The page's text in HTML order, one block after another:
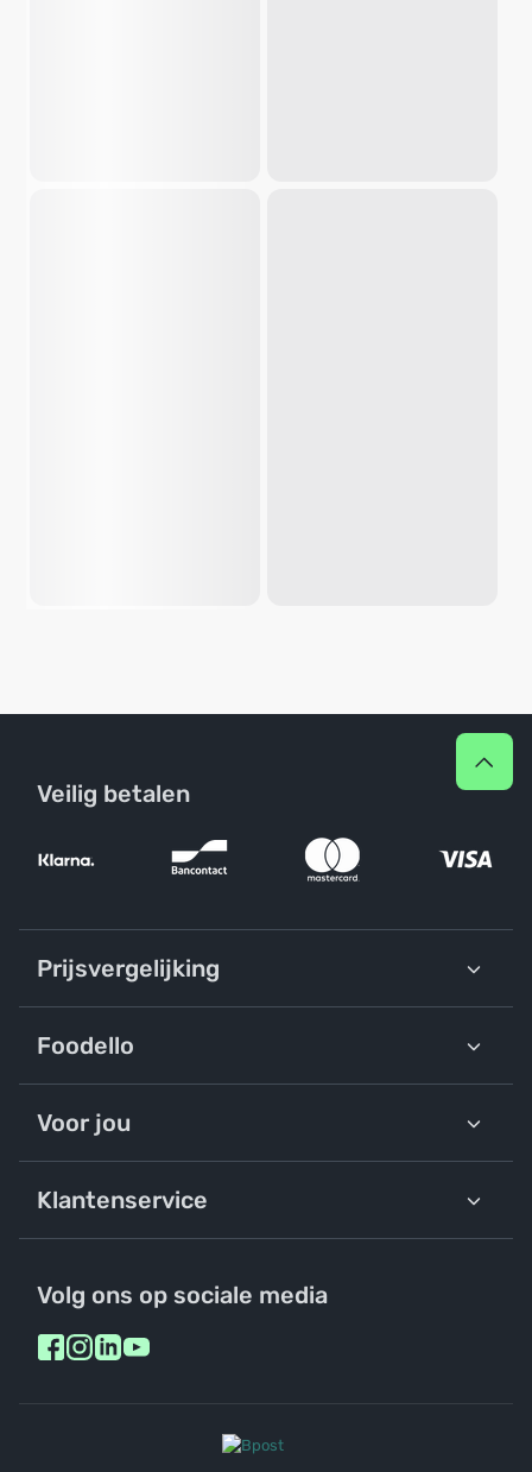
Veilig betalen
Prijsvergelijking
Foodello
Voor jou
Klantenservice
Volg ons op sociale media